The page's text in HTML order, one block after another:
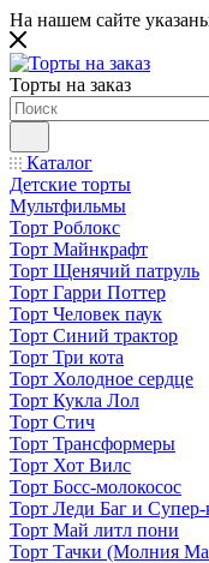
На нашем сайте
Торты на заказ
Каталог
Детские торты
Мультфильмы
Торт Роблокс
Торт Майнкрафт
Торт Щенячий патруль
Торт Гарри Поттер
Торт Человек паук
Торт Синий трактор
Торт Три кота
Торт Холодное сердце
Торт Кукла Лол
Торт Стич
Торт Трансформеры
Торт Хот Вилс
Торт Босс-молокосос
Торт Леди Баг и Супер-
Торт Май литл пони
Торт Тачки (Молния